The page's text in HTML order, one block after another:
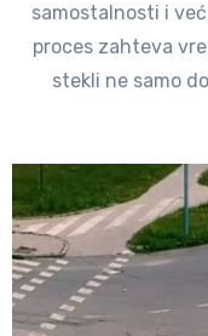
samostalnosti i
proces zahteva
stekli ne samo